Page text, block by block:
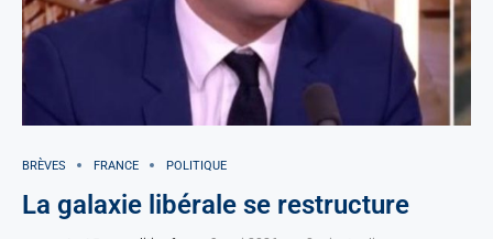
BRÈVES FRANCE POLITIQUE
La galaxie libérale se restructure